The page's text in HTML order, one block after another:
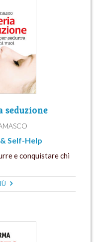
seduzione
Self-Help
e conquistare chi